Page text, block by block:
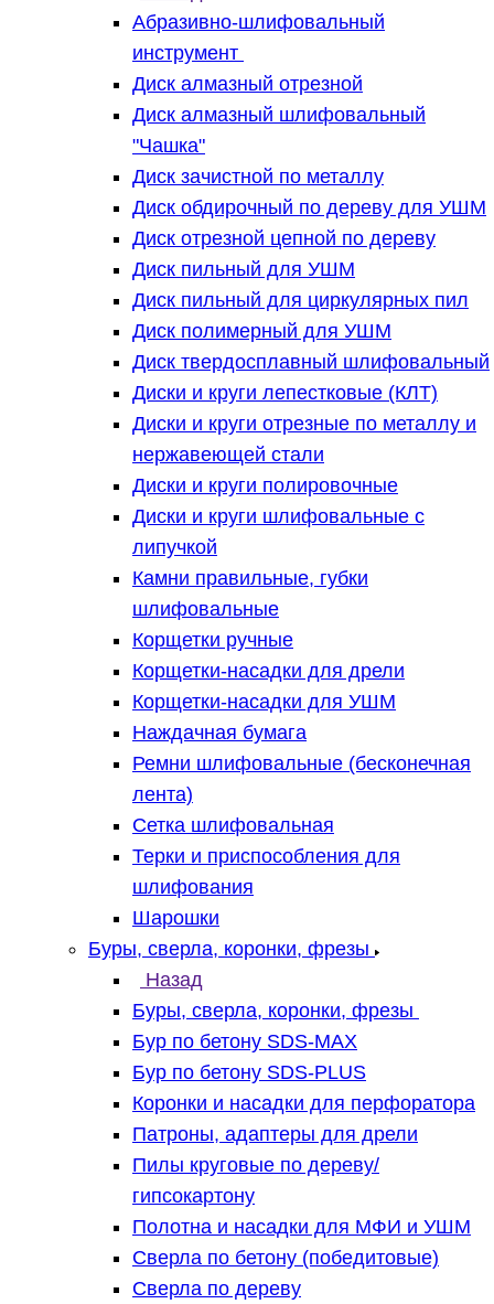
Абразивно-шлифовальный
инструмент
Диск алмазный отрезной
Диск алмазный шлифовальный
"Чашка"
Диск зачистной по металлу
Диск обдирочный по дереву для УШМ
Диск отрезной цепной по дереву
Диск пильный для УШМ
Диск пильный для циркулярных пил
Диск полимерный для УШМ
Диск твердосплавный шлифовальный
Диски и круги лепестковые (КЛТ)
Диски и круги отрезные по металлу и
нержавеющей стали
Диски и круги полировочные
Диски и круги шлифовальные с
липучкой
Камни правильные, губки
шлифовальные
Корщетки ручные
Корщетки-насадки для дрели
Корщетки-насадки для УШМ
Наждачная бумага
Ремни шлифовальные (бесконечная
лента)
Сетка шлифовальная
Терки и приспособления для
шлифования
Шарошки
Буры, сверла, коронки, фрезы
Назад
Буры, сверла, коронки, фрезы
Бур по бетону SDS-MAX
Бур по бетону SDS-PLUS
Коронки и насадки для перфоратора
Патроны, адаптеры для дрели
Пилы круговые по дереву/
гипсокартону
Полотна и насадки для МФИ и УШМ
Сверла по бетону (победитовые)
Сверла по дереву